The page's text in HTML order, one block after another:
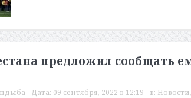
предложил сообщать
Дата: 09 сентября, 2022 в 12:19 в: Новости,